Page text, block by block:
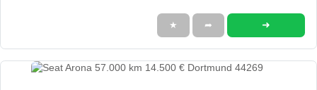
★ ➦ ➜